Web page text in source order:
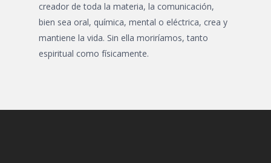
creador de toda la materia, la comunicación,
bien sea oral, química, mental o eléctrica, crea y
mantiene la vida. Sin ella moriríamos, tanto
espiritual como físicamente.